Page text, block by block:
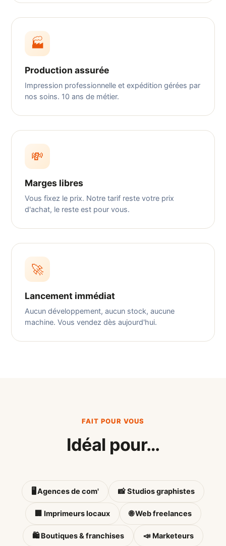
🏭
Production assurée
Impression professionnelle et expédition gérées par
nos soins. 10 ans de métier.
💸
Marges libres
Vous fixez le prix. Notre tarif reste votre prix
d'achat, le reste est pour vous.
🚀
Lancement immédiat
Aucun développement, aucun stock, aucune
machine. Vous vendez dès aujourd'hui.
FAIT POUR VOUS
Idéal pour…
🖥️ Agences de com' 📸 Studios graphistes
🏢 Imprimeurs locaux 🌐 Web freelances
🛍️ Boutiques & franchises 📣 Marketeurs